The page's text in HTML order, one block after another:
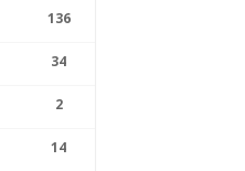
136
34
2
14